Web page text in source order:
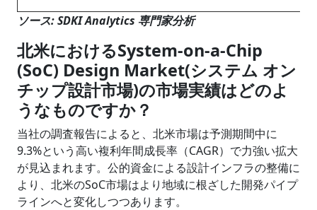
ソース: SDKI Analytics 専門家分析
北米におけるSystem-on-a-Chip
(SoC) Design Market(システム オン
チップ設計市場)の市場実績はどのよ
うなものですか？
当社の調査報告によると、北米市場は予測期間中に
9.3%という高い複利年間成長率（CAGR）で力強い拡大
が見込まれます。公的資金による設計インフラの整備に
より、北米のSoC市場はより地域に根ざした開発パイプ
ラインへと変化しつつあります。